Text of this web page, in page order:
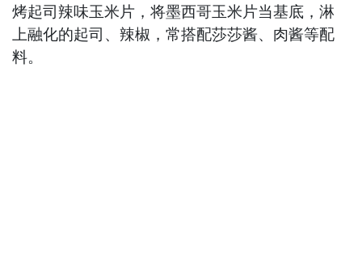
烤起司辣味玉米片，将墨西哥玉米片当基底，淋
上融化的起司、辣椒，常搭配莎莎酱、肉酱等配
料。